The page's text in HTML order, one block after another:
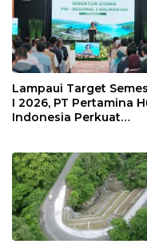
Lampaui Target
I 2026, PT Pertamina
Indonesia Perkuat
Keselamatan Kerja